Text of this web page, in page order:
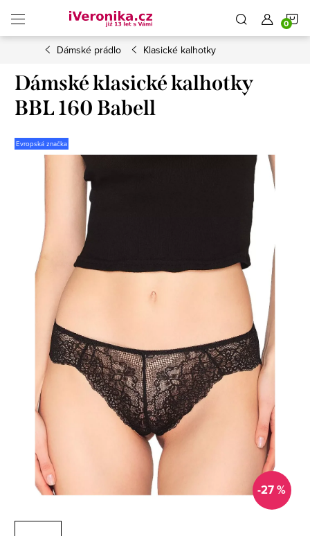
obsah
Dámské prádlo Klasické kalhotky
Dámské klasické kalhotky
BBL 160 Babell
Evropská značka
-27 %